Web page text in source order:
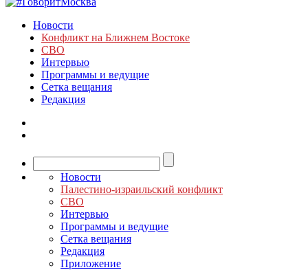
Новости
Конфликт на Ближнем Востоке
СВО
Интервью
Программы и ведущие
Сетка вещания
Редакция
Новости
Палестино-израильский конфликт
СВО
Интервью
Программы и ведущие
Сетка вещания
Редакция
Приложение